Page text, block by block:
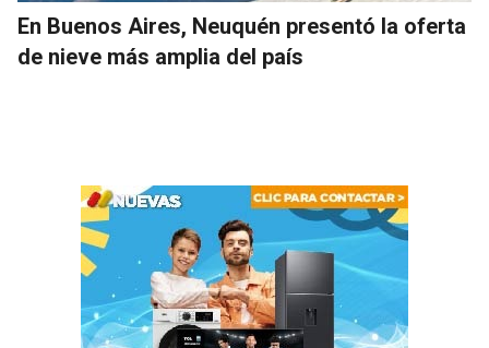
En Buenos Aires, Neuquén presentó la oferta
de nieve más amplia del país